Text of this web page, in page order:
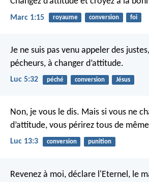
Marc 1:15 royaume conversion foi
Je ne suis pas venu appeler des
pécheurs, à changer d’attitude.
Luc 5:32 péché conversion Jésus
Non, je vous le dis. Mais si vous ne
d’attitude, vous périrez tous de
Luc 13:3 conversion punition
Revenez à moi, déclare l'Eternel, le